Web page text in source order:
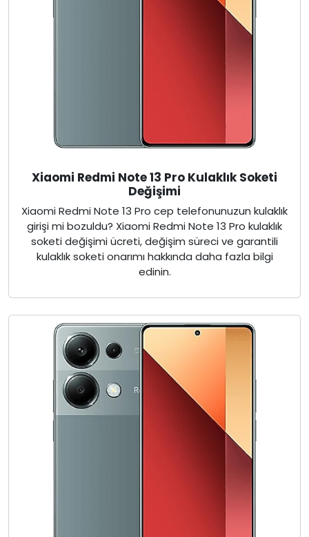
Xiaomi Redmi Note 13 Pro Kulaklık Soketi
Değişimi
Xiaomi Redmi Note 13 Pro cep telefonunuzun kulaklık
girişi mi bozuldu? Xiaomi Redmi Note 13 Pro kulaklık
soketi değişimi ücreti, değişim süreci ve garantili
kulaklık soketi onarımı hakkında daha fazla bilgi
edinin.